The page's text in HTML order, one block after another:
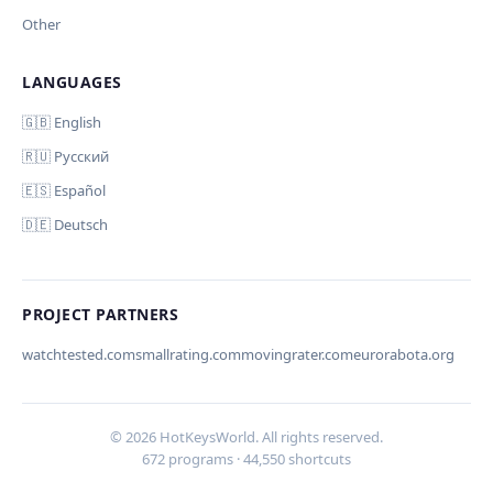
Your email (for notification)
Other
LANGUAGES
🇬🇧 English
🇷🇺 Русский
🇪🇸 Español
🇩🇪 Deutsch
PROJECT PARTNERS
watchtested.comsmallrating.commovingrater.comeurorabota.org
© 2026 HotKeysWorld. All rights reserved.
672 programs · 44,550 shortcuts